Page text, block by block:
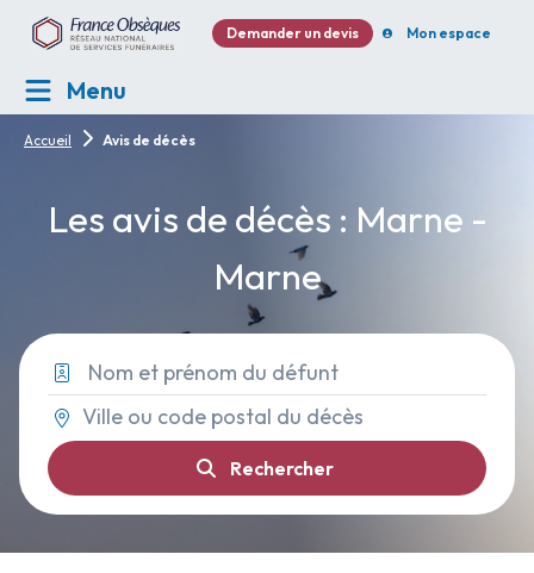
Demander un devis Mon espace
Menu
Accueil Avis de décès
Les avis de décès : Marne -
Marne
Rechercher